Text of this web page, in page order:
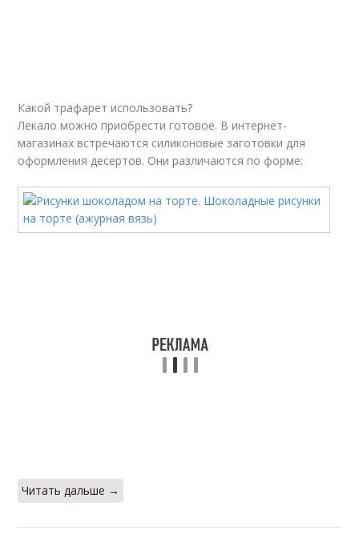
Какой трафарет использовать?
Лекало можно приобрести готовое. В интернет-
магазинах встречаются силиконовые заготовки для
оформления десертов. Они различаются по форме:
Читать дальше →